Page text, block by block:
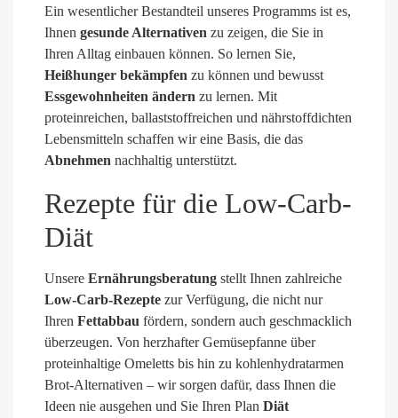
Ein wesentlicher Bestandteil unseres Programms ist es,
Ihnen gesunde Alternativen zu zeigen, die Sie in
Ihren Alltag einbauen können. So lernen Sie,
Heißhunger bekämpfen zu können und bewusst
Essgewohnheiten ändern zu lernen. Mit
proteinreichen, ballaststoffreichen und nährstoffdichten
Lebensmitteln schaffen wir eine Basis, die das
Abnehmen nachhaltig unterstützt.
Rezepte für die Low-Carb-
Diät
Unsere Ernährungsberatung stellt Ihnen zahlreiche
Low-Carb-Rezepte zur Verfügung, die nicht nur
Ihren Fettabbau fördern, sondern auch geschmacklich
überzeugen. Von herzhafter Gemüsepfanne über
proteinhaltige Omeletts bis hin zu kohlenhydratarmen
Brot-Alternativen – wir sorgen dafür, dass Ihnen die
Ideen nie ausgehen und Sie Ihren Plan Diät